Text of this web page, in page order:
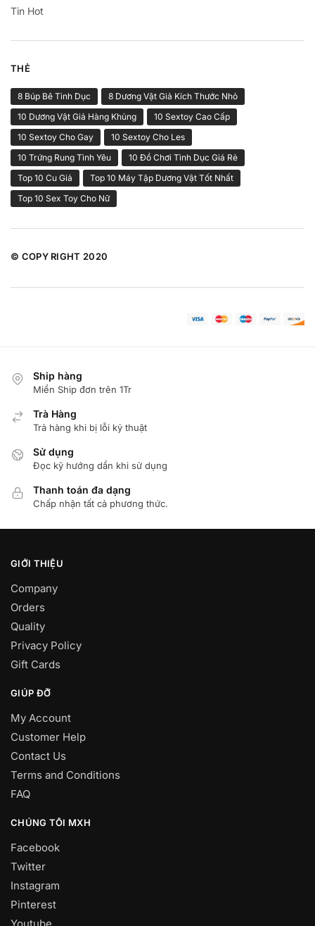
Tin Hot
THẺ
8 Búp Bê Tình Dục
8 Dương Vật Giả Kích Thước Nhỏ
10 Dương Vật Giả Hàng Khủng
10 Sextoy Cao Cấp
10 Sextoy Cho Gay
10 Sextoy Cho Les
10 Trứng Rung Tình Yêu
10 Đồ Chơi Tình Dục Giá Rẻ
Top 10 Cu Giả
Top 10 Máy Tập Dương Vật Tốt Nhất
Top 10 Sex Toy Cho Nữ
© COPY RIGHT 2020
Ship hàng
Miển Ship đơn trên 1Tr
Trà Hàng
Trả hàng khi bị lỗi kỷ thuật
Sử dụng
Đọc kỹ hướng dẩn khi sử dụng
Thanh toán đa dạng
Chấp nhận tất cả phương thức.
GIỚI THIỆU
Company
Orders
Quality
Privacy Policy
Gift Cards
GIÚP ĐỠ
My Account
Customer Help
Contact Us
Terms and Conditions
FAQ
CHÚNG TÔI MXH
Facebook
Twitter
Instagram
Pinterest